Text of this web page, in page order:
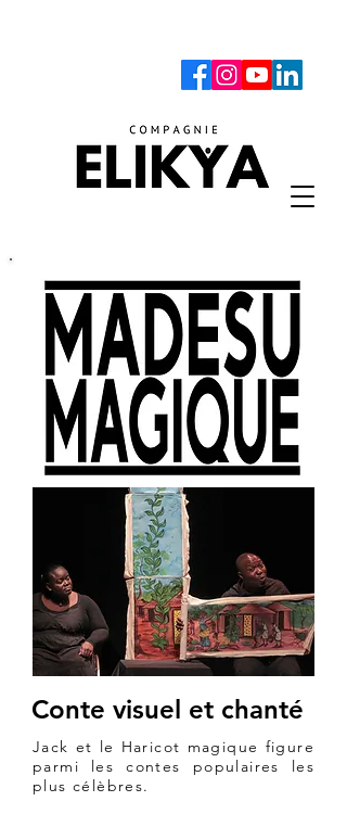
Conte visuel et chanté
Jack et le Haricot magique figure
parmi les contes populaires les
plus célèbres.